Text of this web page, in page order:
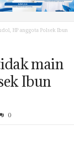
HP anggota Polsek Ibun
main
Ibun
0